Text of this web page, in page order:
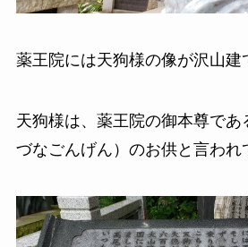
薬王院には天狗様の像が沢山建
天狗様は、薬王院の御本尊であ
づなごんげん）のお供と言われ